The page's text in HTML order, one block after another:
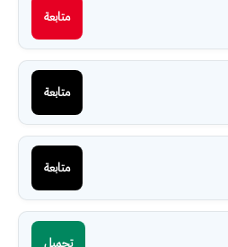
متابعة
متابعة
متابعة
تحميل